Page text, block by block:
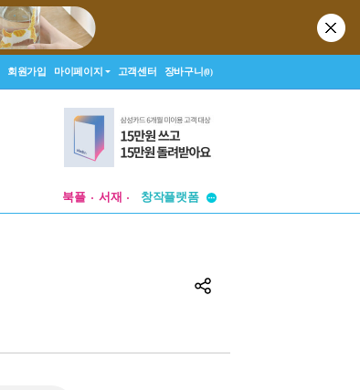
회원가입 마이페이지 고객센터 장바구니(0)
북플 서재
창작플랫폼